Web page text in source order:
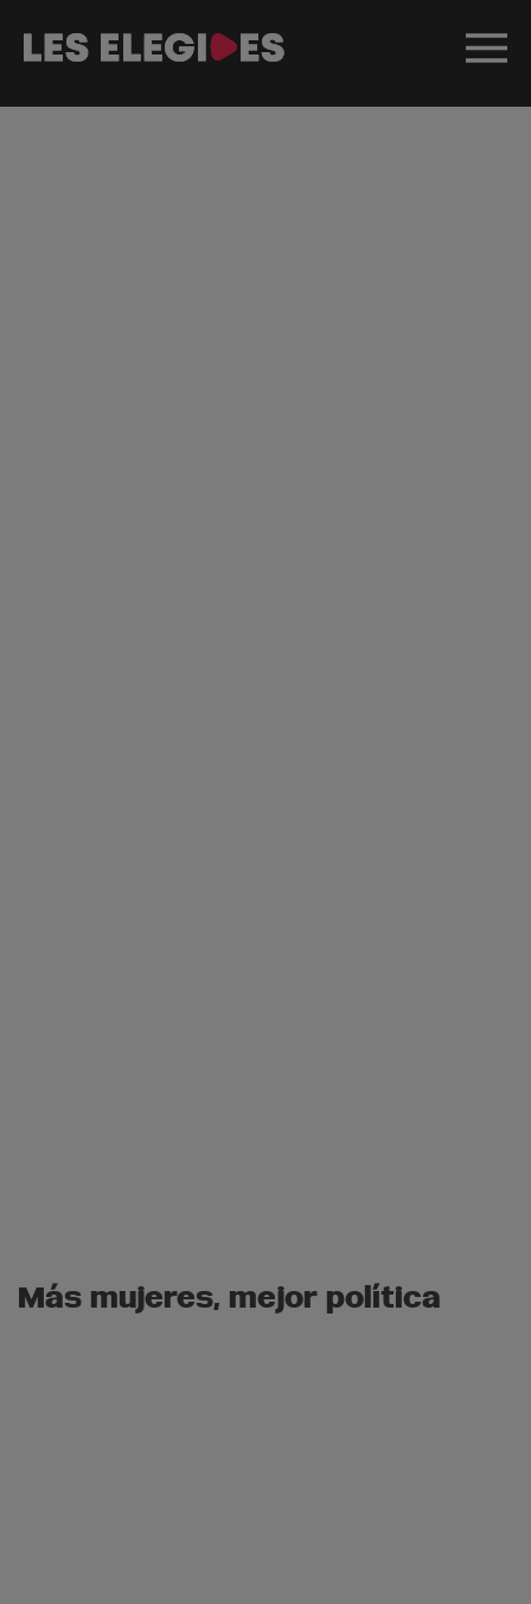
Más mujeres, mejor política